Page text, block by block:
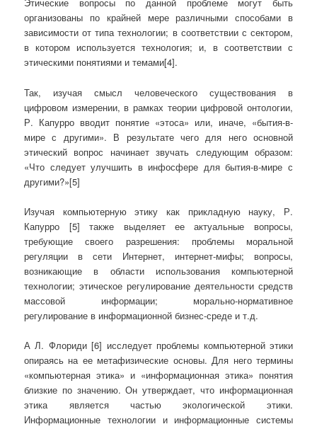
Этические вопросы по данной проблеме могут быть
организованы по крайней мере различными способами в
зависимости от типа технологии; в соответствии с сектором,
в котором используется технология; и, в соответствии с
этическими понятиями и темами[4].
Так, изучая смысл человеческого существования в
цифровом измерении, в рамках теории цифровой онтологии,
Р. Капурро вводит понятие «этоса» или, иначе, «бытия-в-
мире с другими». В результате чего для него основной
этический вопрос начинает звучать следующим образом:
«Что следует улучшить в инфосфере для бытия-в-мире с
другими?»[5]
Изучая компьютерную этику как прикладную науку, Р.
Капурро [5] также выделяет ее актуальные вопросы,
требующие своего разрешения: проблемы моральной
регуляции в сети Интернет, интернет-мифы; вопросы,
возникающие в области использования компьютерной
технологии; этическое регулирование деятельности средств
массовой информации; морально-нормативное
регулирование в информационной бизнес-среде и т.д.
А Л. Флориди [6] исследует проблемы компьютерной этики
опираясь на ее метафизические основы. Для него термины
«компьютерная этика» и «информационная этика» понятия
близкие по значению. Он утверждает, что информационная
этика является частью экологической этики.
Информационные технологии и информационные системы